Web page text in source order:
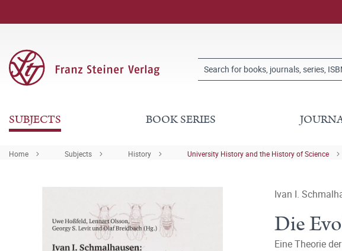
SUBJECTS BOOK SERIES
Home Subjects History University History and the History of Science
Ivan I.
Die
Eine Theorie